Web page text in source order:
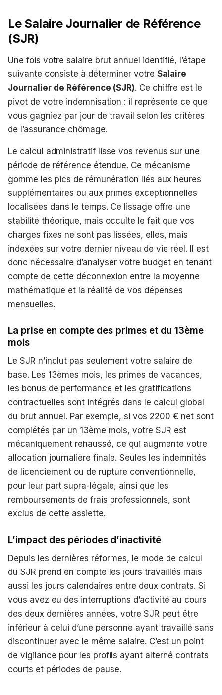
Le Salaire Journalier de Référence
(SJR)
Une fois votre salaire brut annuel identifié, l’étape
suivante consiste à déterminer votre Salaire
Journalier de Référence (SJR). Ce chiffre est le
pivot de votre indemnisation : il représente ce que
vous gagniez par jour de travail selon les critères
de l’assurance chômage.
Le calcul administratif lisse vos revenus sur une
période de référence étendue. Ce mécanisme
gomme les pics de rémunération liés aux heures
supplémentaires ou aux primes exceptionnelles
localisées dans le temps. Ce lissage offre une
stabilité théorique, mais occulte le fait que vos
charges fixes ne sont pas lissées, elles, mais
indexées sur votre dernier niveau de vie réel. Il est
donc nécessaire d’analyser votre budget en tenant
compte de cette déconnexion entre la moyenne
mathématique et la réalité de vos dépenses
mensuelles.
La prise en compte des primes et du 13ème
mois
Le SJR n’inclut pas seulement votre salaire de
base. Les 13èmes mois, les primes de vacances,
les bonus de performance et les gratifications
contractuelles sont intégrés dans le calcul global
du brut annuel. Par exemple, si vos 2200 € net sont
complétés par un 13ème mois, votre SJR est
mécaniquement rehaussé, ce qui augmente votre
allocation journalière finale. Seules les indemnités
de licenciement ou de rupture conventionnelle,
pour leur part supra-légale, ainsi que les
remboursements de frais professionnels, sont
exclus de cette assiette.
L’impact des périodes d’inactivité
Depuis les dernières réformes, le mode de calcul
du SJR prend en compte les jours travaillés mais
aussi les jours calendaires entre deux contrats. Si
vous avez eu des interruptions d’activité au cours
des deux dernières années, votre SJR peut être
inférieur à celui d’une personne ayant travaillé sans
discontinuer avec le même salaire. C’est un point
de vigilance pour les profils ayant alterné contrats
courts et périodes de pause.